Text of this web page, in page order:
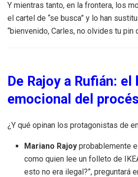
Y mientras tanto, en la frontera, los
el cartel de “se busca” y lo han
“bienvenido, Carles, no olvides tu pin
De Rajoy a Rufián: el
emocional del procés
¿Y qué opinan los protagonistas de
Mariano Rajoy probablemente
como quien lee un folleto de
esto no era ilegal?”, preguntará